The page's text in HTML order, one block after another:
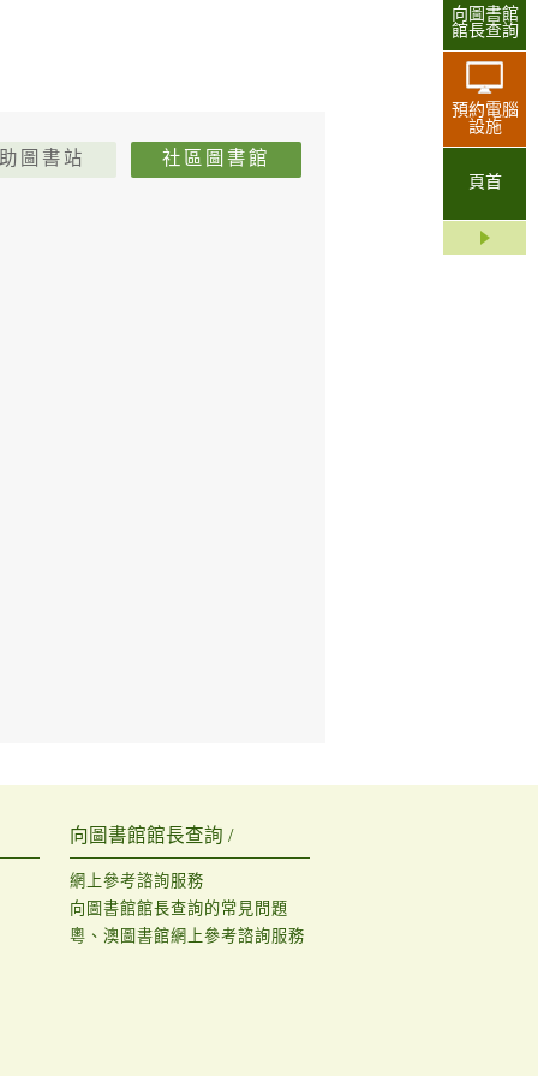
向圖書館
館長查詢
預約電腦
設施
頁首
圖書站 社區圖書館
向圖書館館長查詢 /
網上參考諮詢服務
向圖書館館長查詢的常見問題
粵、澳圖書館網上參考諮詢服務